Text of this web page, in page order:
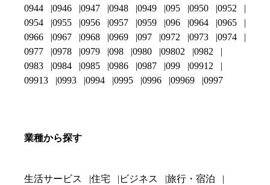
0944
0946 0947 0948 0949 095 0950
0952
0954
0955 0956 0957 0959 096 0964
0965
0966
0967 0968 0969 097 0972 0973
0974
0977
0978 0979 098 0980 09802
0982
0983
0984 0985 0986 0987 099
09912
09913
0993 0994 0995 0996 09969 0997
業種から探す
生活サービス 住宅 ビジネス
旅行・宿泊